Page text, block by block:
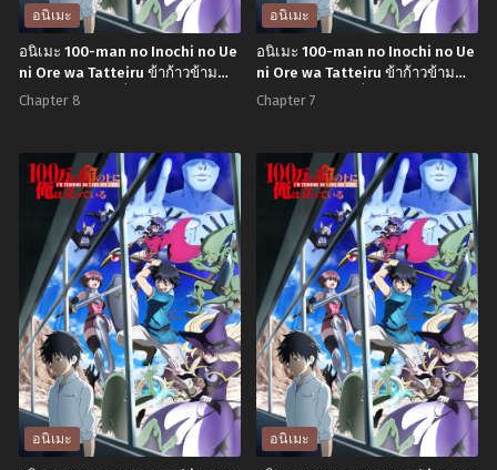
อนิเมะ
อนิเมะ 100-man no Inochi no Ue
ni Ore wa Tatteiru ข้าก้าวข้าม
ผ่าน 1 ล้านชีวิตเพื่อพิชิตเกมมรณะ
Chapter 8
อนิเมะ
อนิเมะ 100-man no Inochi no Ue
ni Ore wa Tatteiru ข้าก้าวข้าม
ผ่าน 1 ล้านชีวิตเพื่อพิชิตเกมมรณะ
Chapter 7
อนิเมะ อนิเมะ